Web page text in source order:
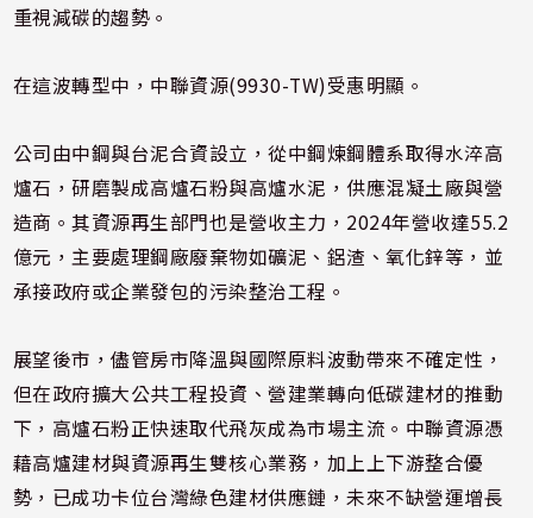
重視減碳的趨勢。
在這波轉型中，中聯資源(9930-TW)受惠明顯。
公司由中鋼與台泥合資設立，從中鋼煉鋼體系取得水淬高
爐石，研磨製成高爐石粉與高爐水泥，供應混凝土廠與營
造商。其資源再生部門也是營收主力，2024年營收達55.2
億元，主要處理鋼廠廢棄物如礦泥、鋁渣、氧化鋅等，並
承接政府或企業發包的污染整治工程。
展望後市，儘管房市降溫與國際原料波動帶來不確定性，
但在政府擴大公共工程投資、營建業轉向低碳建材的推動
下，高爐石粉正快速取代飛灰成為市場主流。中聯資源憑
藉高爐建材與資源再生雙核心業務，加上上下游整合優
勢，已成功卡位台灣綠色建材供應鏈，未來不缺營運增長